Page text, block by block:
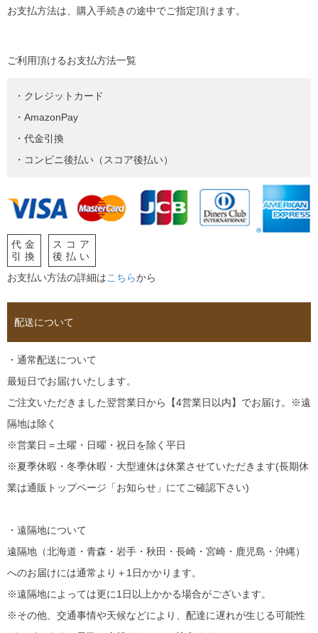
お支払方法は、購入手続きの途中でご指定頂けます。
ご利用頂けるお支払方法一覧
・クレジットカード
・AmazonPay
・代金引換
・コンビニ後払い（スコア後払い）
代金
引換
スコア
後払い
お支払い方法の詳細はこちらから
配送について
・通常配送について
最短日でお届けいたします。
ご注文いただきました翌営業日から【4営業日以内】でお届け。※遠
隔地は除く
※営業日＝土曜・日曜・祝日を除く平日
※夏季休暇・冬季休暇・大型連休は休業させていただきます(長期休
業は通販トップページ「お知らせ」にてご確認下さい)
・遠隔地について
遠隔地（北海道・青森・岩手・秋田・長崎・宮崎・鹿児島・沖縄）
へのお届けには通常より＋1日かかります。
※遠隔地によっては更に1日以上かかる場合がございます。
※その他、交通事情や天候などにより、配達に遅れが生じる可能性